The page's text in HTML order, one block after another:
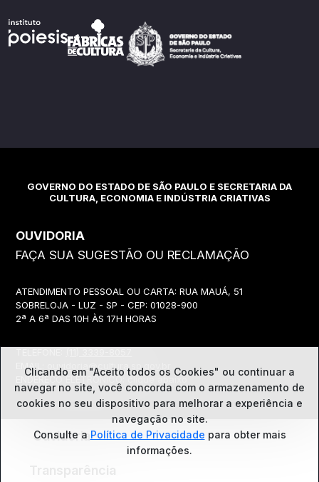
GOVERNO DO ESTADO DE SÃO PAULO E SECRETARIA DA
CULTURA, ECONOMIA E INDÚSTRIA CRIATIVAS
OUVIDORIA
FAÇA SUA SUGESTÃO OU RECLAMAÇÃO
ATENDIMENTO PESSOAL OU CARTA: RUA MAUÁ, 51
SOBRELOJA - LUZ - SP - CEP: 01028-900
2ª A 6ª DAS 10H ÀS 17H HORAS
EMAIL:
ouvidoria@cultura.sp.gov.br
ENDEREÇO ELETRÔNICO: clique abaixo
Ouvidoria
Clicando em "Aceito todos os Cookies" ou continuar a
navegar no site, você concorda com o armazenamento de
cookies no seu dispositivo para melhorar a experiência e
navegação no site.
Consulte a Política de Privacidade para obter mais
informações.